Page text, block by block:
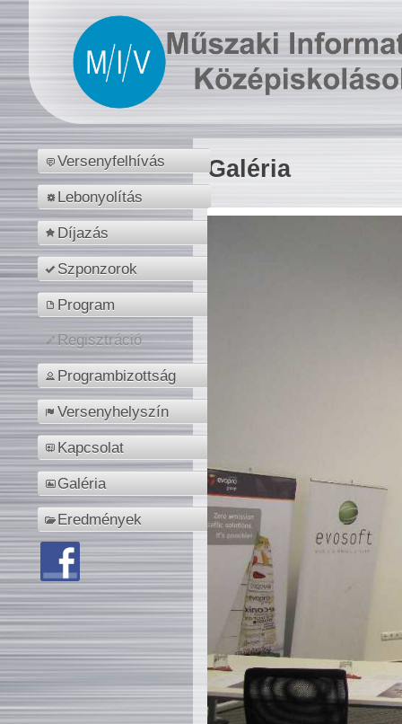
Versenyfelhívás
Lebonyolítás
Díjazás
Szponzorok
Program
Regisztráció
Programbizottság
Versenyhelyszín
Kapcsolat
Galéria
Eredmények
Galéria